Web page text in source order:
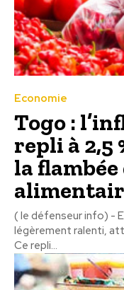
Economie
Togo :
repli à 2,5
la
( le défenseur info) -
légèrement ralenti,
Ce repli...